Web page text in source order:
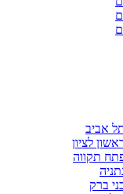
אביב
לציון
תקווה
ברק